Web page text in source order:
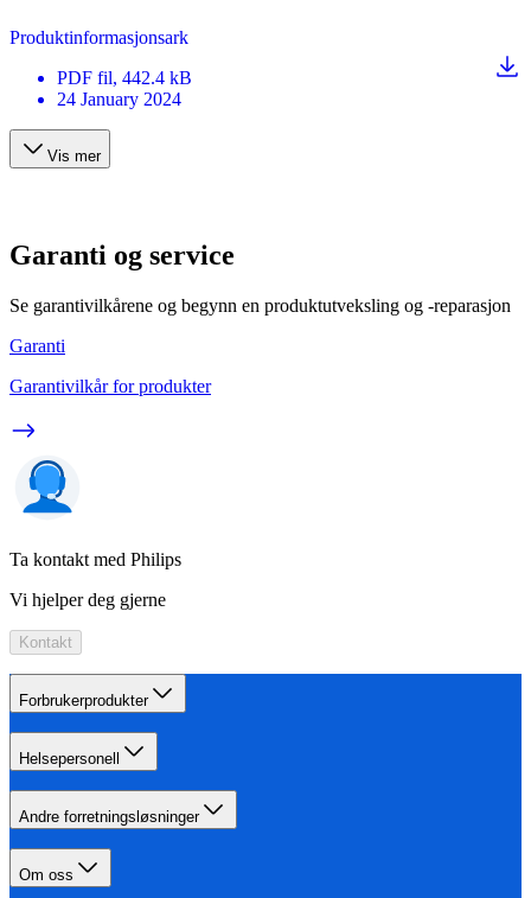
Produktinformasjonsark
PDF fil, 442.4 kB
24 January 2024
Vis mer
Garanti og service
Se garantivilkårene og begynn en produktutveksling og -reparasjon
Garanti
Garantivilkår for produkter
Ta kontakt med Philips
Vi hjelper deg gjerne
Kontakt
Forbrukerprodukter
Helsepersonell
Andre forretningsløsninger
Om oss